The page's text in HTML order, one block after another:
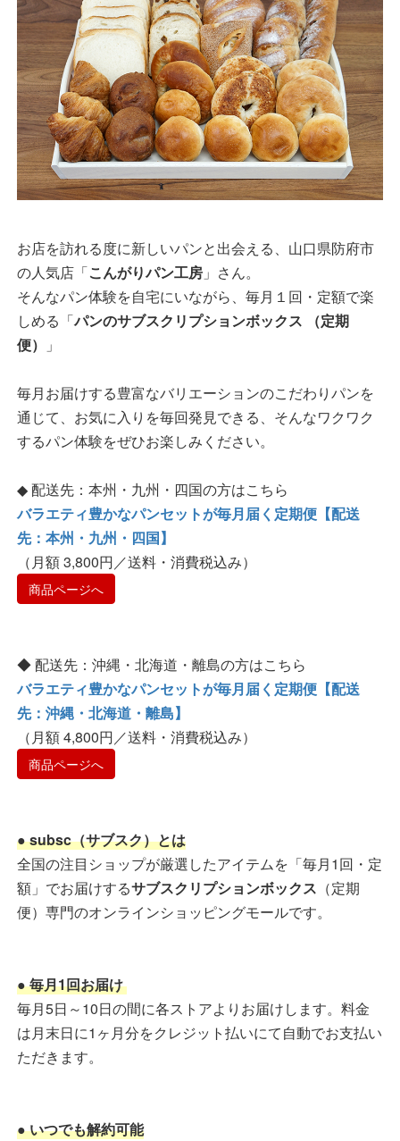
お店を訪れる度に新しいパンと出会える、山口県防府市
の人気店「こんがりパン工房 」さん。
そんなパン体験を自宅にいながら、毎月１回・定額で楽
しめる「パンのサブスクリプションボックス （定期
便）
」
毎月お届けする豊富なバリエーションのこだわりパンを
通じて、お気に入りを毎回発見できる、そんなワクワク
するパン体験をぜひお楽しみください。
◆ 配送先：本州・九州・四国の方はこちら
バラエティ豊かなパンセットが毎月届く定期便【配送
先：本州・九州・四国】
（月額 3,800円／送料・消費税込み）
商品ページへ
◆ 配送先：沖縄・北海道・離島の方はこちら
バラエティ豊かなパンセットが毎月届く定期便【配送
先：沖縄・北海道・離島】
（月額 4,800円／送料・消費税込み）
商品ページへ
● subsc（サブスク）とは
全国の注目ショップが厳選したアイテムを「毎月1回・定
額」でお届けするサブスクリプションボックス （定期
便）専門のオンラインショッピングモールです。
● 毎月1回お届け
毎月5日～10日の間に各ストアよりお届けします。料金
は月末日に1ヶ月分をクレジット払いにて自動でお支払い
ただきます。
● いつでも解約可能